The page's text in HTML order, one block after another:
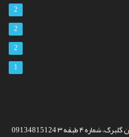
2
2
2
1
تهران، میدان ولیعصر، خیابان نجارها، ساختمان گلبرگ، شماره ۴ طبقه ۳ 09134815124